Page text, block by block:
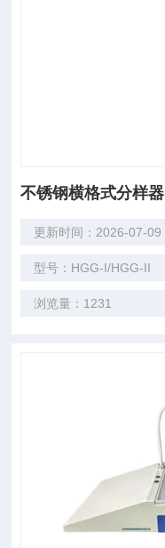
不锈钢横格式分样器
更新时间：2026-07-09
型号：HGG-I/HGG-II
浏览量：1231